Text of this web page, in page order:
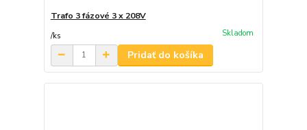
Trafo 3 fázové 3 x 208V
/ks Skladom
Pridať do košíka